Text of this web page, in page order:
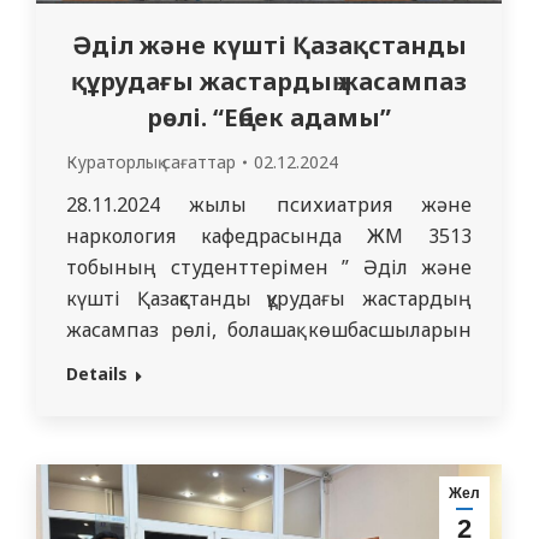
Әділ және күшті Қазақстанды
құрудағы жастардың жасампаз
рөлі. “Еңбек адамы”
Кураторлық сағаттар 02.12.2024
28.11.2024 жылы психиатрия және
наркология кафедрасында ЖМ 3513
тобының студенттерімен ” Әділ және
күшті Қазақстанды құрудағы жастардың
жасампаз рөлі, болашақ көшбасшыларын
және шығармашылық тапты қалыптастыру.
психиатрия және наркология
кафедрасының ассистенті. Семей
Details
Жел
2